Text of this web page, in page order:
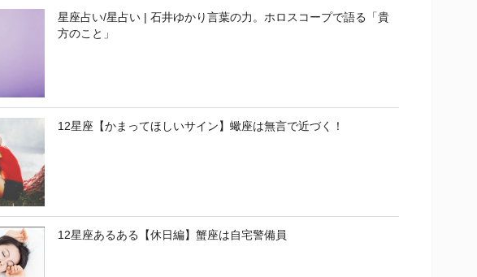
星座占い/星占い | 石井ゆかり言葉の力。ホロスコープで語る「貴
方のこと」
12星座【かまってほしいサイン】蠍座は無言で近づく！
12星座あるある【休日編】蟹座は自宅警備員